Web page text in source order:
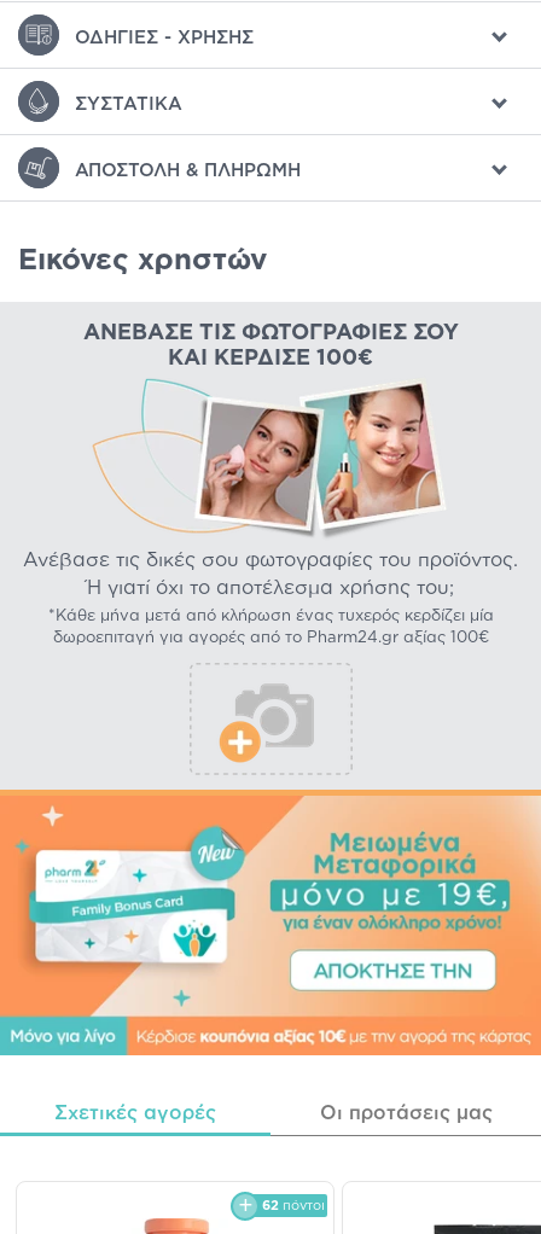
ΟΔΗΓΊΕΣ - ΧΡΉΣΗΣ
ΣΥΣΤΑΤΙΚΆ
ΑΠΟΣΤΟΛΉ & ΠΛΗΡΩΜΉ
Εικόνες χρηστών
ΑΝΈΒΑΣΕ ΤΙΣ ΦΩΤΟΓΡΑΦΊΕΣ ΣΟΥ
ΚΑΙ ΚΈΡΔΙΣΕ 100€
Ανέβασε τις δικές σου φωτογραφίες του προϊόντος.
Ή γιατί όχι το αποτέλεσμα χρήσης του;
*Κάθε μήνα μετά από κλήρωση ένας τυχερός κερδίζει μία
δωροεπιταγή για αγορές από το Pharm24.gr αξίας 100€
Σχετικές αγορές Οι προτάσεις μας
62 πόντοι